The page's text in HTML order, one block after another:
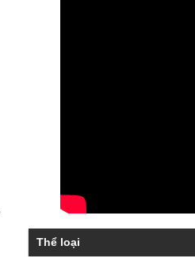
Thể loại